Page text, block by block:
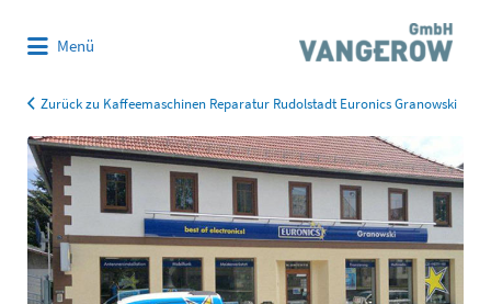
Menü
Zurück zu Kaffeemaschinen Reparatur Rudolstadt Euronics Granowski